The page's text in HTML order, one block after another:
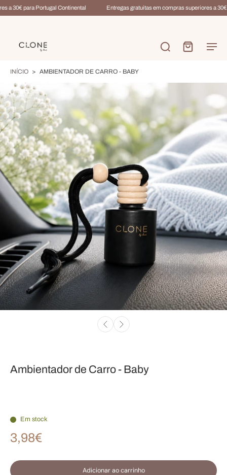
a 30€ para Portugal Continental Entregas gratuitas em compras superiores a 30€
INÍCIO > AMBIENTADOR DE CARRO - BABY
Ambientador de Carro - Baby
Em stock
3,98€
Adicionar ao carrinho